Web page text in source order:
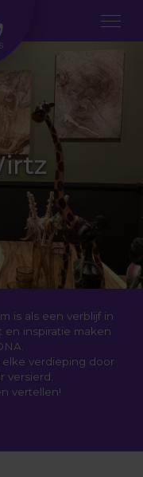
is als een verblijf in
en inspiratie maken
verdieping door
versierd.
vertellen!